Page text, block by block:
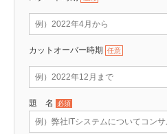
カットオーバー時期 任意
題 名 必須